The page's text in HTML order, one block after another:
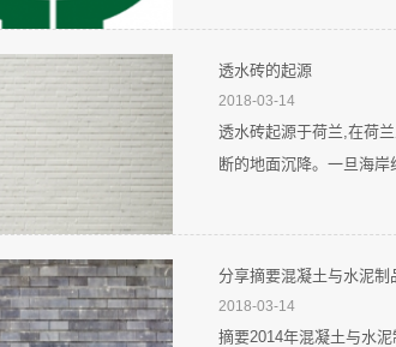
透水砖的起源
2018-03-14
透水砖起源于荷兰,在荷
断的地面沉降。一旦海
分享摘要混凝土与水泥制
2018-03-14
摘要2014年混凝土与水